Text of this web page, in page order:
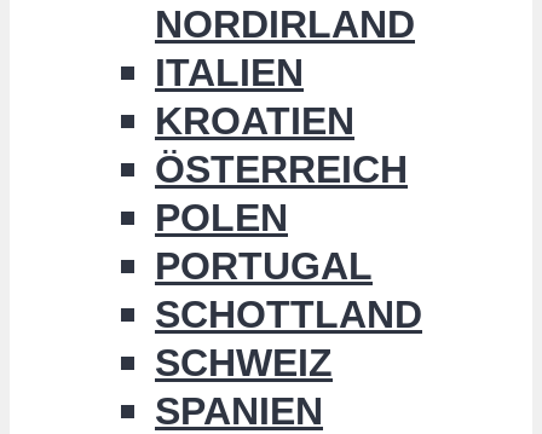
NORDIRLAND
ITALIEN
KROATIEN
ÖSTERREICH
POLEN
PORTUGAL
SCHOTTLAND
SCHWEIZ
SPANIEN